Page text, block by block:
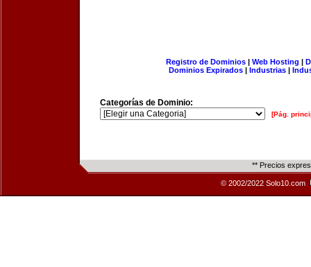
Registro de Dominios| Web Hosting |
Dominios Expirados | Industrias |
Categorías de Dominio:
[Pág.
** Precios
© 2002/2022 Solo10.com